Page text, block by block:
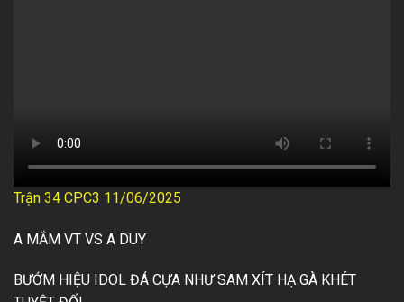
Trận 34 CPC3 11/06/2025
A MẮM VT VS A DUY
BƯỚM HIỆU IDOL ĐÁ CỰA NHƯ SAM XÍT HẠ GÀ KHÉT